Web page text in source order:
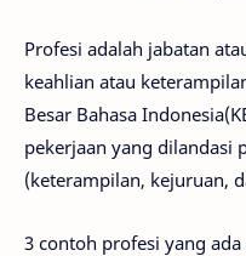
Profesi adalah jabatan
keahlian atau
Besar Bahasa
pekerjaan yang dilandasi
(keterampilan, kejuruan,
3 contoh profesi yang